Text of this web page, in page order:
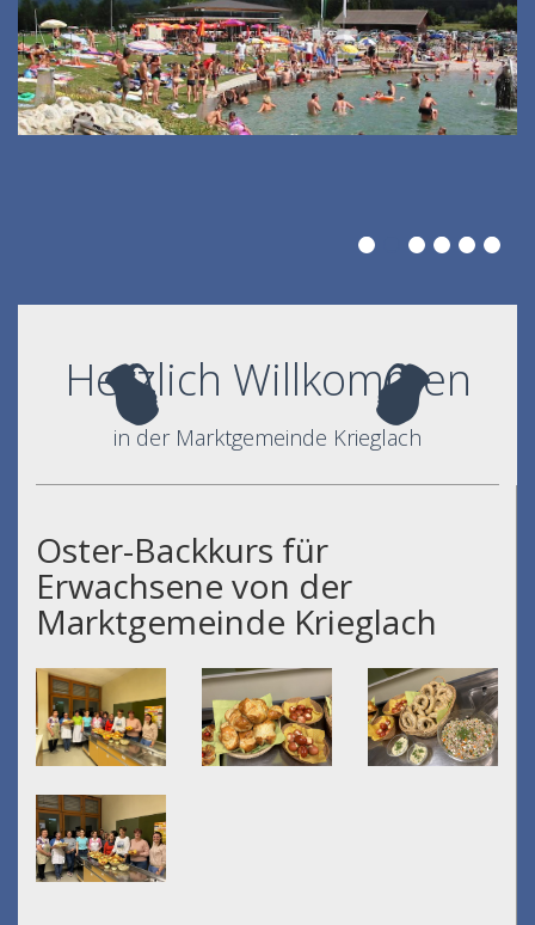
Herzlich Willkommen
in der Marktgemeinde Krieglach
Oster-Backkurs für
Erwachsene von der
Marktgemeinde Krieglach